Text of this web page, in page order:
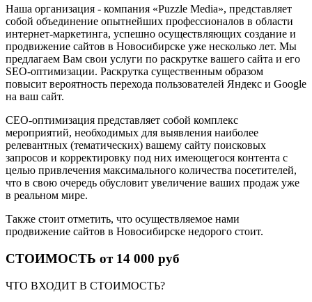
Наша организация - компания «Puzzle Media», представляет
собой объединение опытнейших профессионалов в области
интернет-маркетинга, успешно осуществляющих создание и
продвижение сайтов в Новосибирске уже несколько лет. Мы
предлагаем Вам свои услуги по раскрутке вашего сайта и его
SEO-оптимизации. Раскрутка существенным образом
повысит вероятность перехода пользователей Яндекс и Google
на ваш сайт.
СЕО-оптимизация представляет собой комплекс
мероприятий, необходимых для выявления наиболее
релевантных (тематических) вашему сайту поисковых
запросов и корректировку под них имеющегося контента с
целью привлечения максимального количества посетителей,
что в свою очередь обусловит увеличение ваших продаж уже
в реальном мире.
Также стоит отметить, что осуществляемое нами
продвижение сайтов в Новосибирске недорого стоит.
СТОИМОСТЬ от 14 000 руб
ЧТО ВХОДИТ В СТОИМОСТЬ?